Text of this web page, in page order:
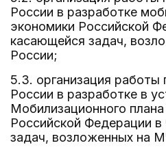
России в разработке
экономики Российской
касающейся задач,
России;
5.3. организация
России в разработке в
Мобилизационного
Российской Федерации
задач, возложенных на